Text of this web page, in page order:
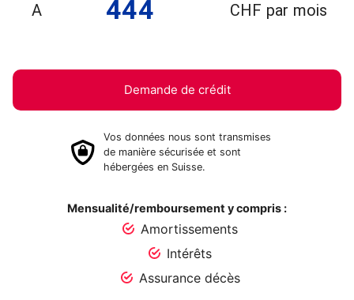
A 444 CHF par mois
Vos données nous sont transmises
de manière sécurisée et sont
hébergées en Suisse.
Mensualité/remboursement y compris :
Amortissements
Intérêts
Assurance décès